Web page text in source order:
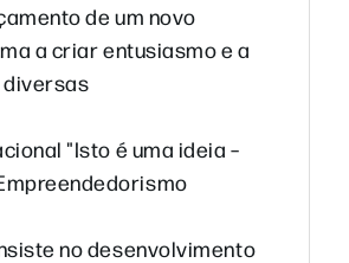
de um novo
a criar entusiasmo e a
"Isto é uma ideia –
no desenvolvimento